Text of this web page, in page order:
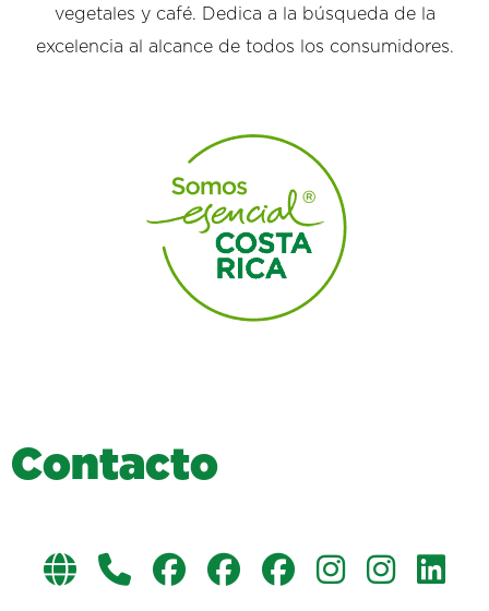
vegetales y café. Dedica a la búsqueda de la
excelencia al alcance de todos los consumidores.
Contacto